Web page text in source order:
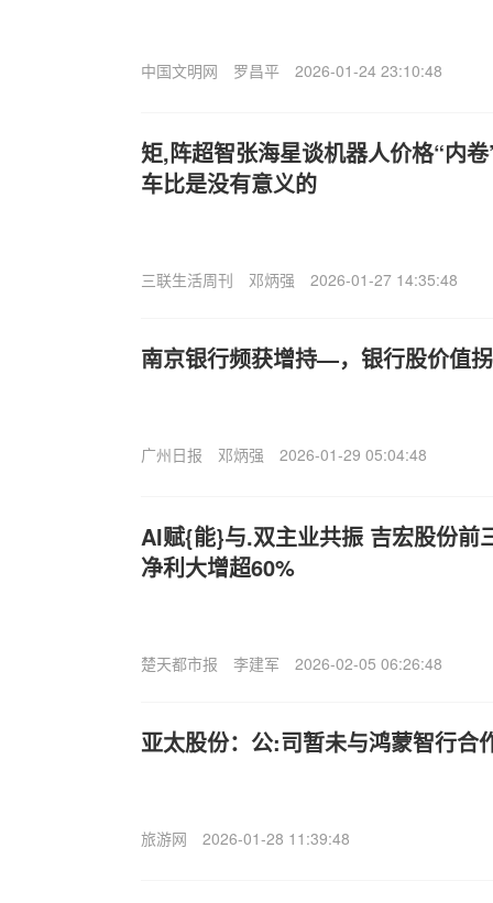
中国文明网 罗昌平 2026-01-24 23:10:48
矩,阵超智张海星谈机器人价格“内
车比是没有意义的
三联生活周刊 邓炳强 2026-01-27 14:35:48
南京银行频获增持—，银行股价值
广州日报 邓炳强 2026-01-29 05:04:48
AI赋{能}与.双主业共振 吉宏股份前
净利大增超60%
楚天都市报 李建军 2026-02-05 06:26:48
亚太股份：公:司暂未与鸿蒙智行合
旅游网 2026-01-28 11:39:48